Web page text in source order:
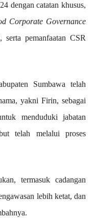
dengan catatan khusus,
Corporate Governance
serta pemanfaatan CSR
Sumbawa telah
yakni Firin, sebagai
menduduki jabatan
telah melalui proses
termasuk cadangan
lebih ketat, dan